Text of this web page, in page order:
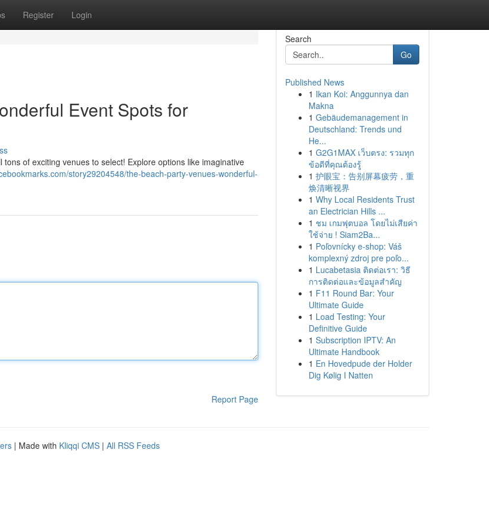
Register Login
Event Spots for
tons of exciting venues to select! Explore options like imaginative
story29204548/the-beach-party-venues-wonderful-
Report Page
Search
Go
Published News
1 Ikan Koi: Anggunnya dan
Makna
1 Gebäudemanagement in
Deutschland: Trends und
He...
1 G2G1MAX เว็บตรง: รวมทุก
ข้อดีที่คุณต้องรู้
1 护眼宝：告别屏幕疲劳，重
焕清晰视界
1 Why Local Residents Trust
an Electrician Hills ...
1 ชม เกมฟุตบอล โดยไม่เสียค่า
ใช้จ่าย ! Siam2Ba...
1 Poľovnícky e-shop: Váš
komplexný zdroj pre poľo...
1 Lucabetasia ติดต่อเรา: วิธี
การติดต่อและข้อมูลสำคัญ
1 F11 Round Bar: Your
Ultimate Guide
1 Load Testing: Your
Definitive Guide
1 Subscription IPTV: An
Ultimate Handbook
1 En Hovedpude der Holder
Dig Kølig I Natten
| Made with Kliqqi CMS | All RSS Feeds